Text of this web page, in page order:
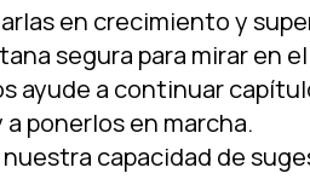
en crecimiento y
segura para mirar en
ayude a continuar
ponerlos en marcha.
capacidad de